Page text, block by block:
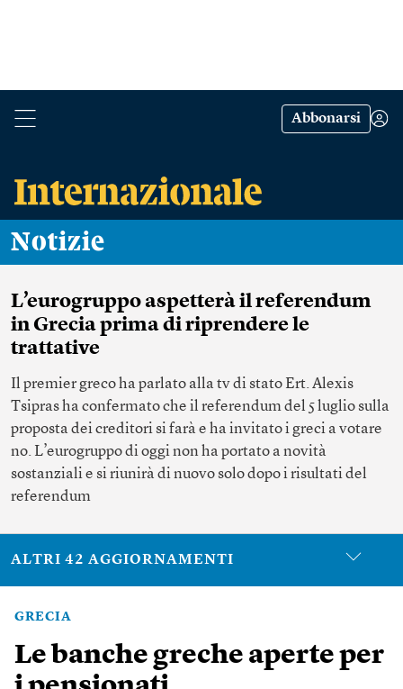
Abbonarsi
Notizie
L’eurogruppo aspetterà il referendum
in Grecia prima di riprendere le
trattative
Il premier greco ha parlato alla tv di stato Ert. Alexis
Tsipras ha confermato che il referendum del 5 luglio sulla
proposta dei creditori si farà e ha invitato i greci a votare
no. L’eurogruppo di oggi non ha portato a novità
sostanziali e si riunirà di nuovo solo dopo i risultati del
referendum
ALTRI 42 AGGIORNAMENTI
GRECIA
Le banche greche aperte per